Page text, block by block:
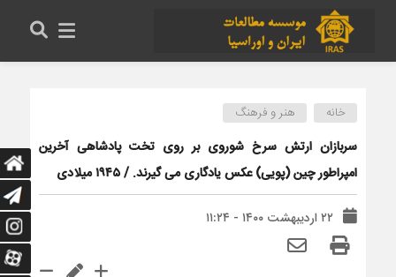
خانه هنر و فرهنگ
سربازان ارتش سرخ شوروی بر روی تخت پادشاهی آخرین
امپراطور چین (پویی) عکس یادگاری می گیرند. / ۱۹۴۵ میلادی
۲۲ اردیبهشت ۱۴۰۰ - ۱۱:۲۴